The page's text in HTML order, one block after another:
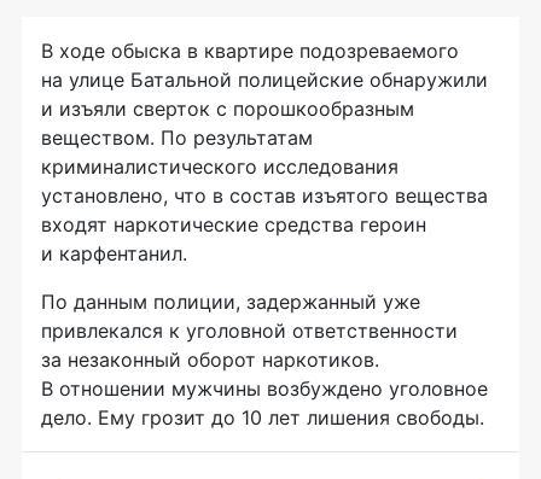
В ходе обыска в квартире подозреваемого
на улице Батальной полицейские обнаружили
и изъяли сверток с порошкообразным
веществом. По результатам
криминалистического исследования
установлено, что в состав изъятого вещества
входят наркотические средства героин
и карфентанил.
По данным полиции, задержанный уже
привлекался к уголовной ответственности
за незаконный оборот наркотиков.
В отношении мужчины возбуждено уголовное
дело. Ему грозит до 10 лет лишения свободы.